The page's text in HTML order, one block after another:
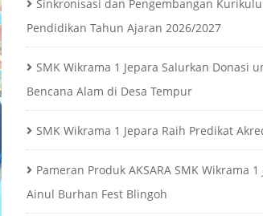
Sinkronisasi dan Pengembangan
Pendidikan Tahun Ajaran 2026/2027
SMK Wikrama 1 Jepara Salurkan Donasi
Bencana Alam di Desa Tempur
SMK Wikrama 1 Jepara Raih Predikat
Pameran Produk AKSARA SMK Wikrama 1
Ainul Burhan Fest Blingoh